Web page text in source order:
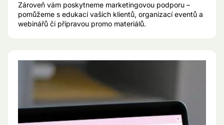
Zároveň vám poskytneme marketingovou podporu –
pomůžeme s edukací vašich klientů, organizací eventů a
webinářů či přípravou promo materiálů.